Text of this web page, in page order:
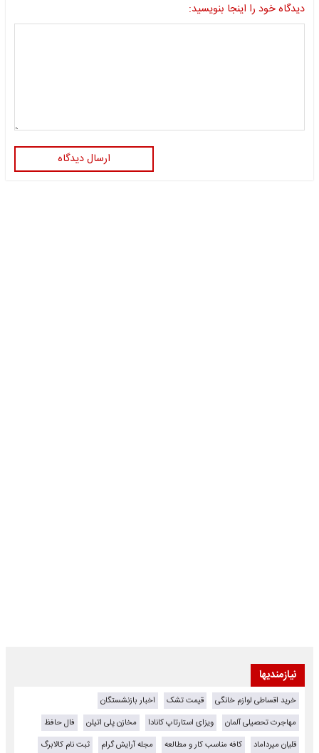
دیدگاه خود را اینجا بنویسید:
ارسال دیدگاه
نیازمندیها
خرید اقساطی لوازم خانگی قیمت تشک
اخبار بازنشستگان
مهاجرت تحصیلی آلمان
ویزای استارتاپ کانادا مخازن پلی اتیلن
فال حافظ
قلیان میرداماد
کافه مناسب کار و مطالعه مجله آرایش گرام
ثبت نام کالابرگ